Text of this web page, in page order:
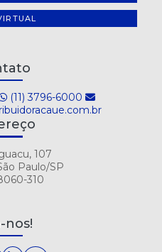
(11) 3796-6000
107
Paulo/SP
310
nos!